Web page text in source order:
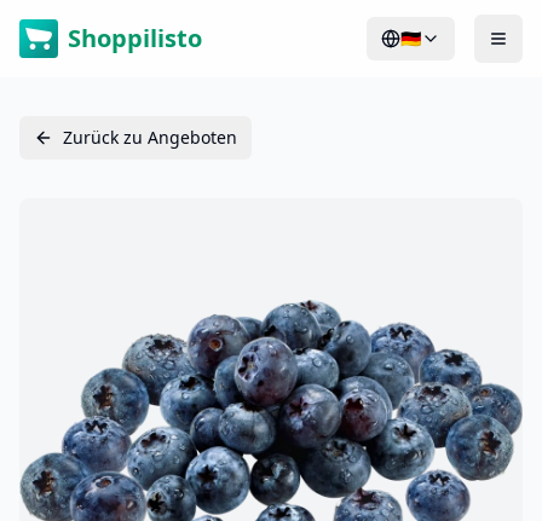
Shoppilisto 🇩🇪
Zurück zu Angeboten